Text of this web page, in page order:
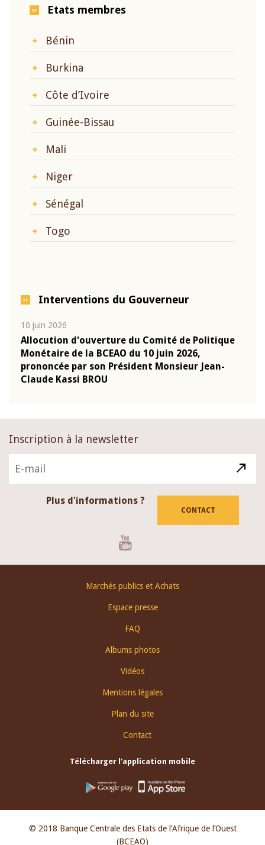
Etats membres
Bénin
Burkina
Côte d’Ivoire
Guinée-Bissau
Mali
Niger
Sénégal
Togo
Interventions du Gouverneur
10 juin 2026
Allocution d'ouverture du Comité de Politique
Monétaire de la BCEAO du 10 juin 2026,
prononcée par son Président Monsieur Jean-
Claude Kassi BROU
Inscription à la newsletter
Plus d'informations ?
CONTACT
Marchés publics et Achats
Espace presse
FAQ
Albums photos
Vidéos
Mentions légales
Plan du site
Contact
Télécharger l'application mobile
© 2018 Banque Centrale des Etats de l’Afrique de l’Ouest
(BCEAO)